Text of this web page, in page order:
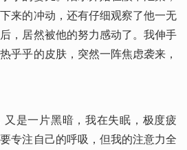
来的冲动，还有仔细观察了他一无
，居然被他的努力感动了。我伸手
乎乎的皮肤，突然一阵焦虑袭来，
是一片黑暗，我在失眠，极度疲
专注自己的呼吸，但我的注意力全